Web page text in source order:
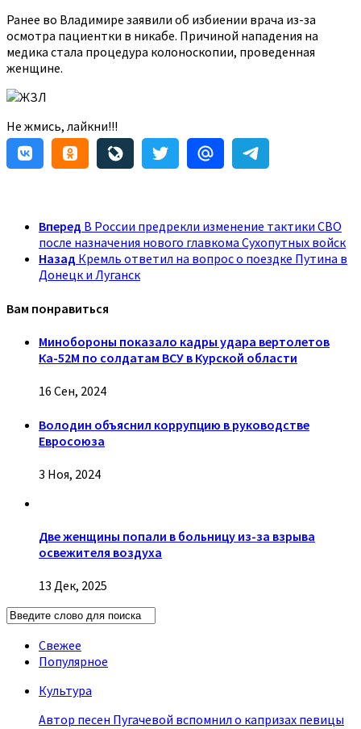
Ранее во Владимире заявили об избиении врача из-за
осмотра пациентки в никабе. Причиной нападения на
медика стала процедура колоноскопии, проведенная
женщине.
ЖЗЛ
Не жмись, лайкни!!!
Вперед В России предрекли изменение тактики СВО
после назначения нового главкома Сухопутных войск
Назад Кремль ответил на вопрос о поездке Путина в
Донецк и Луганск
Вам понравиться
Минобороны показало кадры удара вертолетов
Ка-52М по солдатам ВСУ в Курской области
16 Сен, 2024
Володин объяснил коррупцию в руководстве
Евросоюза
3 Ноя, 2024
Две женщины попали в больницу из-за взрыва
освежителя воздуха
13 Дек, 2025
Свежее
Популярное
Культура
Автор песен Пугачевой вспомнил о капризах певицы